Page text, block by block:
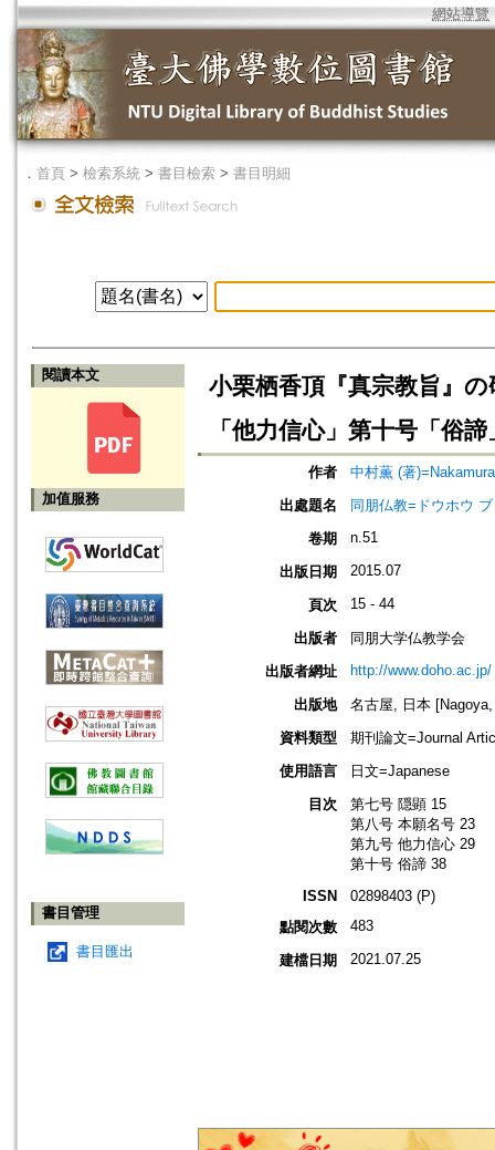
網站導覽
． 首頁 > 檢索系統 > 書目檢索 > 書目明細
閱讀本文
加值服務
書目管理
書目匯出
小栗栖香頂『真宗教旨』
「他力信心」第十号「俗
作者
中村薫 (著
出處題名
同朋仏教=ドウホウ
卷期
n.51
出版日期 2015.07
頁次 15 - 44
出版者
同朋大学仏教学会
出版者網址
http://www.doho.ac.jp/
出版地
名古屋, 日本
資料類型
期刊論文=Journal
使用語言
日文=Japanese
目次
第七号 隠顕 15
第八号 本願名号 23
第九号 他力信心 29
第十号 俗諦 38
ISSN
02898403 (P)
點閱次數
483
建檔日期 2021.07.25